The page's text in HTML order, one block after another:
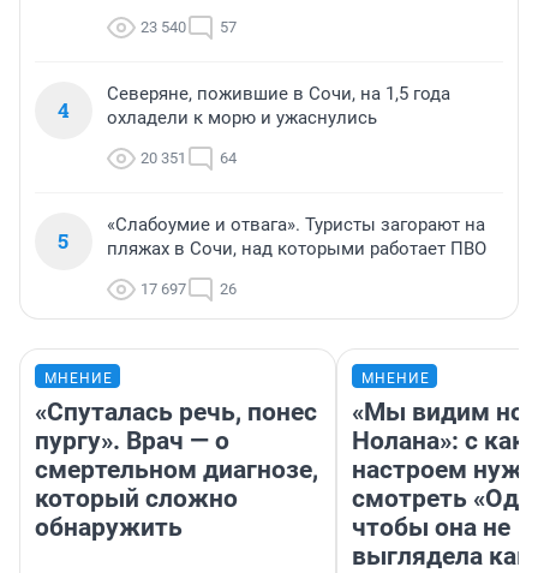
23 540 57
4
Северяне, пожившие в Сочи, на 1,5 года
охладели к морю и ужаснулись
20 351 64
5
«Слабоумие и отвага». Туристы загорают на
пляжах в Сочи, над которыми работает ПВО
17 697 26
МНЕНИЕ
«Спуталась речь, понес
пургу». Врач — о
смертельном диагнозе,
который сложно
обнаружить
МНЕНИЕ
«Мы видим
Нолана»: с
настроем
смотреть
чтобы она не
выглядела как